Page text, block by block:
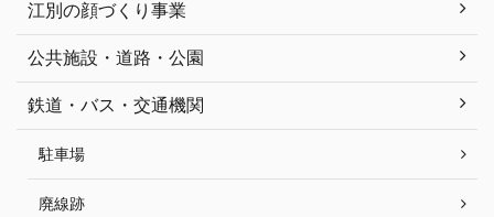
江別の顔づくり事業
公共施設・道路・公園
鉄道・バス・交通機関
駐車場
廃線跡